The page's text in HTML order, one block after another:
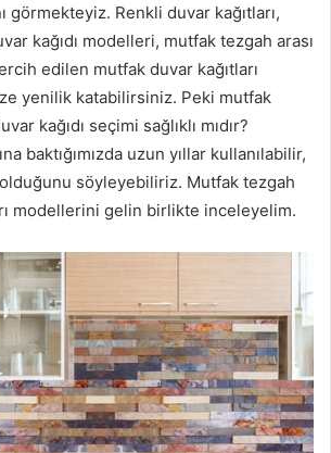
görmekteyiz. Renkli duvar kağıtları,
kağıdı modelleri, mutfak tezgah arası
edilen mutfak duvar kağıtları
yenilik katabilirsiniz. Peki mutfak
kağıdı seçimi sağlıklı mıdır?
baktığımızda uzun yıllar kullanılabilir,
söyleyebiliriz. Mutfak tezgah
modellerini gelin birlikte inceleyelim.